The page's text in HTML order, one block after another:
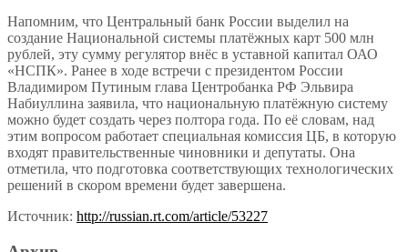
Напомним, что Центральный банк России выделил на
создание Национальной системы платёжных карт 500 млн
рублей, эту сумму регулятор внёс в уставной капитал ОАО
«НСПК». Ранее в ходе встречи с президентом России
Владимиром Путиным глава Центробанка РФ Эльвира
Набиуллина заявила, что национальную платёжную систему
можно будет создать через полтора года. По её словам, над
этим вопросом работает специальная комиссия ЦБ, в которую
входят правительственные чиновники и депутаты. Она
отметила, что подготовка соответствующих технологических
решений в скором времени будет завершена.
Источник: http://russian.rt.com/article/53227